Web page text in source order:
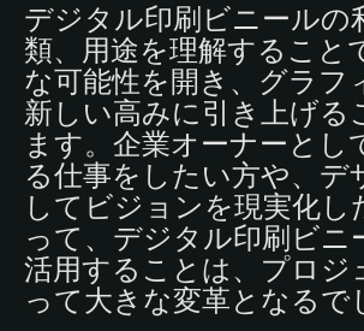
デジタル印刷ビニールの
類、用途を理解すること
な可能性を開き、グラフ
新しい高みに引き上げる
ます。企業オーナーとし
る仕事をしたい方や、デ
してビジョンを現実化し
って、デジタル印刷ビニ
活用することは、プロジ
って大きな変革となるで